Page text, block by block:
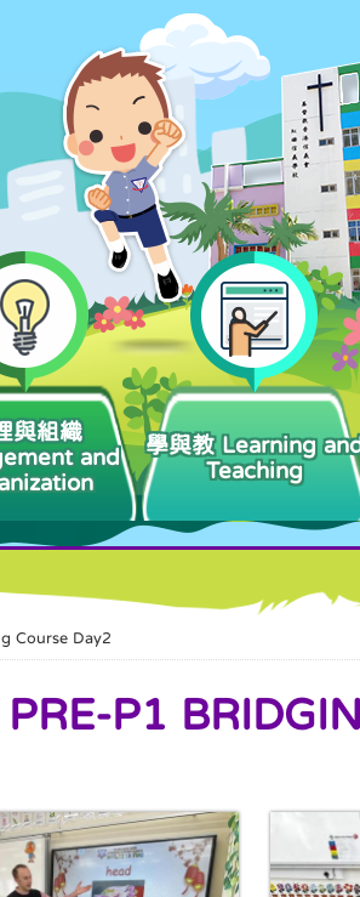
與組織
and
學與教 Learning
Teaching
Course Day2
P1